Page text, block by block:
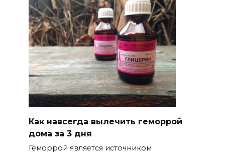
Как навсегда вылечить геморрой
дома за 3 дня
Геморрой является источником